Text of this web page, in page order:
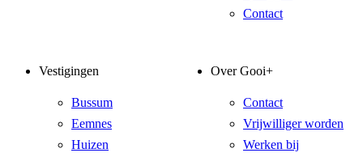
Contact
Vestigingen
Bussum
Eemnes
Huizen
Over Gooi+
Contact
Vrijwilliger worden
Werken bij